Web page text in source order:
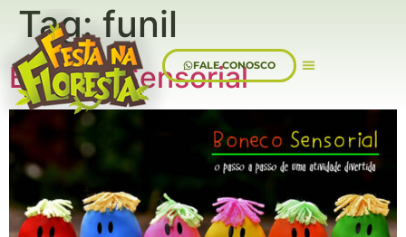
FALE CONOSCO
Tag:funil
Boneco Sensorial